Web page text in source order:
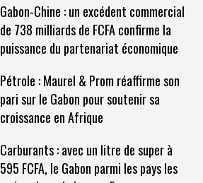
Gabon-Chine : un excédent commercial
de 738 milliards de FCFA confirme la
puissance du partenariat économique
Pétrole : Maurel & Prom réaffirme son
pari sur le Gabon pour soutenir sa
croissance en Afrique
Carburants : avec un litre de super à
595 FCFA, le Gabon parmi les pays les